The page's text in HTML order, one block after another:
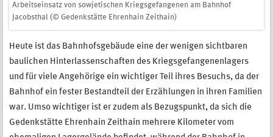
Arbeitseinsatz von sowjetischen Kriegsgefangenen am Bahnhof
Jacobsthal (© Gedenkstätte Ehrenhain Zeithain)
Heute ist das Bahnhofsgebäude eine der wenigen sichtbaren
baulichen Hinterlassenschaften des Kriegsgefangenenlagers
und für viele Angehörige ein wichtiger Teil ihres Besuchs, da der
Bahnhof ein fester Bestandteil der Erzählungen in ihren Familien
war. Umso wichtiger ist er zudem als Bezugspunkt, da sich die
Gedenkstätte Ehrenhain Zeithain mehrere Kilometer vom